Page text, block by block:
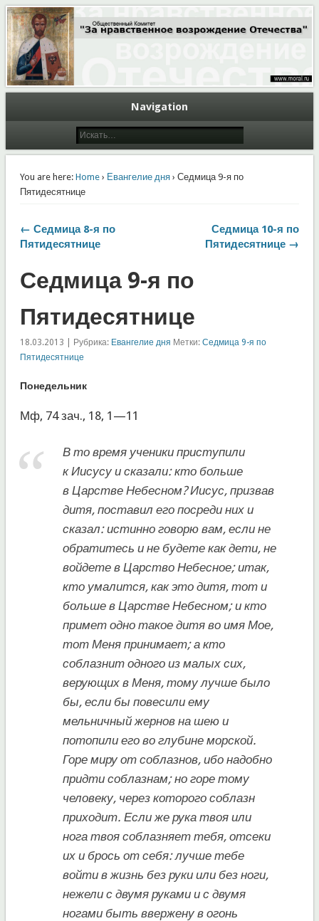
Moral.Ru
Общественный Комитет "За нравственное возрождение Отечества"
Navigation
You are here: Home› Евангелие дня› Седмица 9-я по
Пятидесятнице
← Седмица 8-я по
Пятидесятнице
Седмица 10-я по
Пятидесятнице →
Седмица 9-я по
Пятидесятнице
18.03.2013 | Рубрика: Евангелие дня Метки: Седмица 9-я по
Пятидесятнице
Понедельник
Мф, 74 зач., 18, 1—11
В то время ученики приступили
к Иисусу и сказали: кто больше
в Царстве Небесном? Иисус, призвав
дитя, поставил его посреди них и
сказал: истинно говорю вам, если не
обратитесь и не будете как дети, не
войдете в Царство Небесное; итак,
кто умалится, как это дитя, тот и
больше в Царстве Небесном; и кто
примет одно такое дитя во имя Мое,
тот Меня принимает; а кто
соблазнит одного из малых сих,
верующих в Меня, тому лучше было
бы, если бы повесили ему
мельничный жернов на шею и
потопили его во глубине морской.
Горе миру от соблазнов, ибо надобно
придти соблазнам; но горе тому
человеку, через которого соблазн
приходит. Если же рука твоя или
нога твоя соблазняет тебя, отсеки
их и брось от себя: лучше тебе
войти в жизнь без руки или без ноги,
нежели с двумя руками и с двумя
ногами быть ввержену в огонь